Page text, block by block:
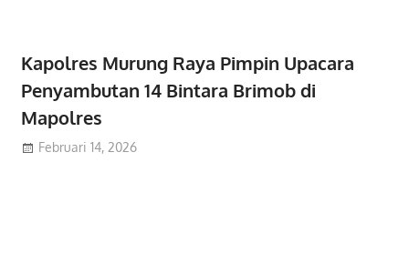
Kapolres Murung Raya Pimpin Upacara
Penyambutan 14 Bintara Brimob di
Mapolres
Februari 14, 2026